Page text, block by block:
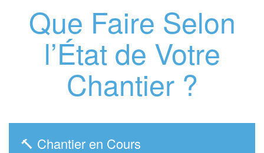
Que Faire Selon
l’État de Votre
Chantier ?
🔨 Chantier en Cours